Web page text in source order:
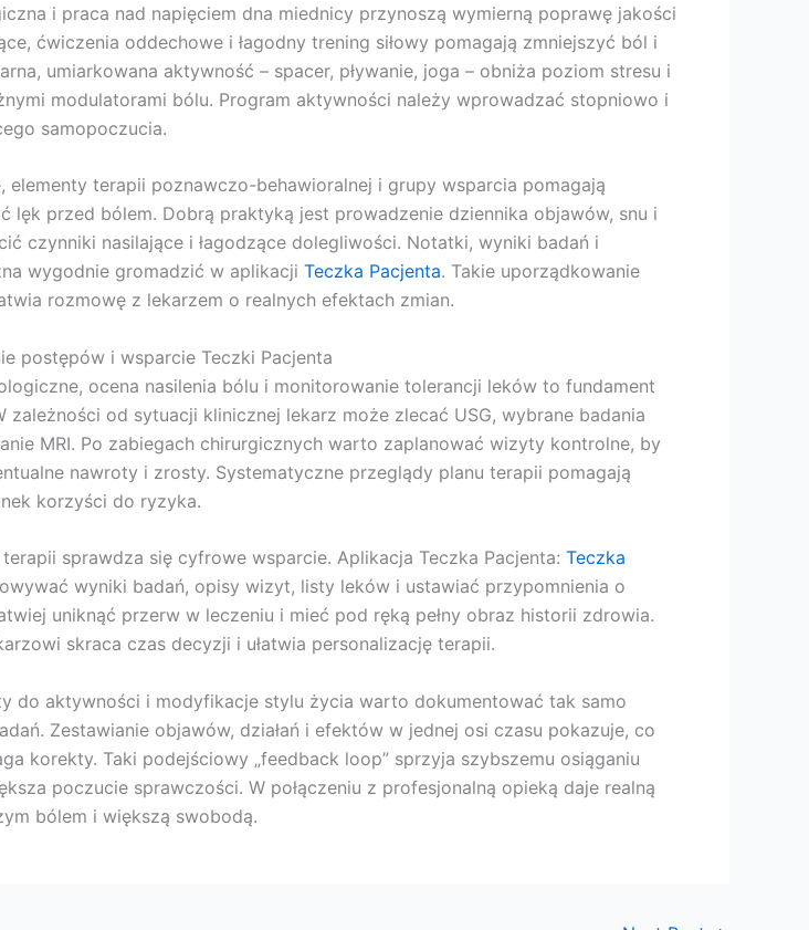
i praca nad napięciem dna miednicy przynoszą wymierną poprawę jakości
ćwiczenia oddechowe i łagodny trening siłowy pomagają zmniejszyć ból i
umiarkowana aktywność – spacer, pływanie, joga – obniża poziom stresu i
modulatorami bólu. Program aktywności należy wprowadzać stopniowo i
samopoczucia.
elementy terapii poznawczo-behawioralnej i grupy wsparcia pomagają
lęk przed bólem. Dobrą praktyką jest prowadzenie dziennika objawów, snu i
czynniki nasilające i łagodzące dolegliwości. Notatki, wyniki badań i
wygodnie gromadzić w aplikacji Teczka Pacjenta. Takie uporządkowanie
rozmowę z lekarzem o realnych efektach zmian.
postępów i wsparcie Teczki Pacjenta
ocena nasilenia bólu i monitorowanie tolerancji leków to fundament
zależności od sytuacji klinicznej lekarz może zlecać USG, wybrane badania
MRI. Po zabiegach chirurgicznych warto zaplanować wizyty kontrolne, by
nawroty i zrosty. Systematyczne przeglądy planu terapii pomagają
korzyści do ryzyka.
sprawdza się cyfrowe wsparcie. Aplikacja Teczka Pacjenta: Teczka
wyniki badań, opisy wizyt, listy leków i ustawiać przypomnienia o
uniknąć przerw w leczeniu i mieć pod ręką pełny obraz historii zdrowia.
skraca czas decyzji i ułatwia personalizację terapii.
do aktywności i modyfikacje stylu życia warto dokumentować tak samo
Zestawianie objawów, działań i efektów w jednej osi czasu pokazuje, co
korekty. Taki podejściowy „feedback loop” sprzyja szybszemu osiąganiu
poczucie sprawczości. W połączeniu z profesjonalną opieką daje realną
bólem i większą swobodą.